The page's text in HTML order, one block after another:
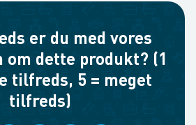
er du med vores
dette produkt? (1
tilfreds, 5 = meget
tilfreds)